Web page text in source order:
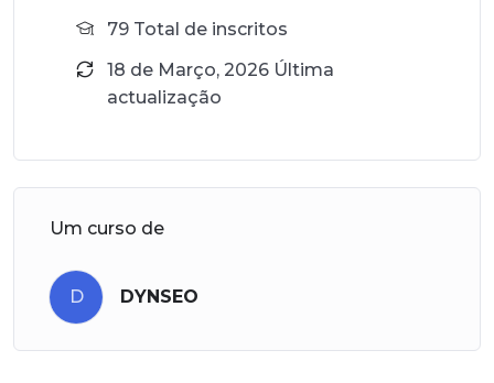
79 Total de inscritos
18 de Março, 2026 Última
actualização
Um curso de
D DYNSEO